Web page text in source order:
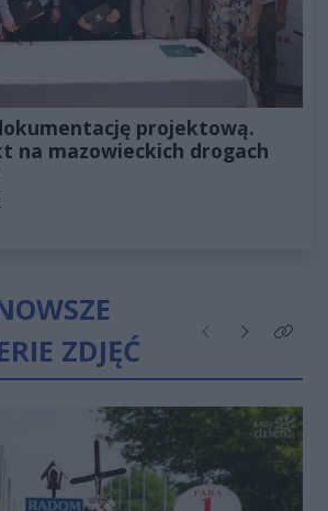
projektową.
na mazowieckich drogach
ZDJĘĆ
Poprzednie
NastępneKliknij